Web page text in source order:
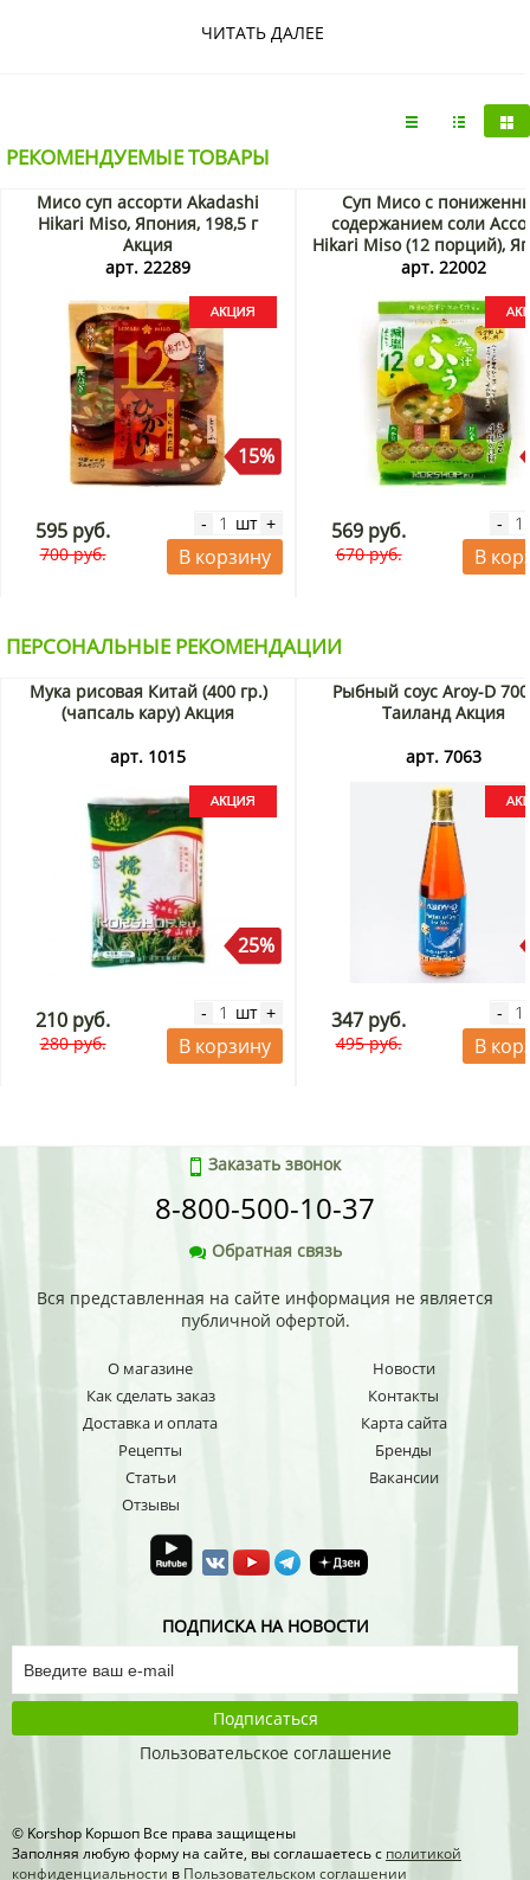
ЧИТАТЬ ДАЛЕЕ
из-за содержания риса в пасте.
Москве и Санкт-Петербургу, также есть доставка по России
почтой или транспортной компанией.
РЕКОМЕНДУЕМЫЕ ТОВАРЫ
Мисо суп ассорти Akadashi
Hikari Miso, Япония, 198,5 г
Акция
арт. 22289
15%
595 руб.
700 руб.
- шт +
В корзину
Cуп Мисо с
содержанием соли
Hikari Miso (12 порций),
167,4 г Акция
арт. 22002
569 руб.
670 руб.
-
В
ПЕРСОНАЛЬНЫЕ РЕКОМЕНДАЦИИ
Мука рисовая Китай (400 гр.)
(чапсаль кару) Акция
арт. 1015
25%
210 руб.
280 руб.
- шт +
В корзину
Рыбный соус Aroy-D
Таиланд Акция
арт. 7063
347 руб.
495 руб.
-
В
Заказать звонок
8-800-500-10-37
Обратная связь
Вся представленная на сайте информация не является
публичной офертой.
О магазине
Как сделать заказ
Доставка и оплата
Рецепты
Статьи
Отзывы
Новости
Контакты
Карта сайта
Бренды
Вакансии
ПОДПИСКА НА НОВОСТИ
Подписаться
Пользовательское соглашение
© Korshop Koршоп Все права защищены
Заполняя любую форму на сайте, вы соглашаетесь с политикой
конфиденциальности в Пользовательском соглашении